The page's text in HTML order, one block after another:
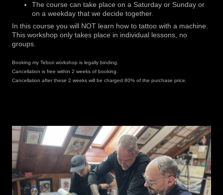
The course can take place on a Saturday or Sunday or
on a weekday that we decide together.
In this course you will NOT learn how to tattoo with a machine.
This workshop only takes place in individual lessons, no
groups.
Booking my Tebori workshop is legally binding.
Cancellation is free within 2 weeks of booking.
Cancellation after these 2 weeks will be charged 80% of the purchase price.